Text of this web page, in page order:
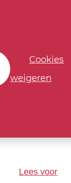
Cookies
weigeren
Lees voor